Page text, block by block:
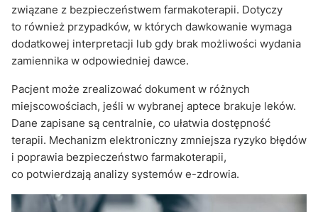
związane z bezpieczeństwem farmakoterapii. Dotyczy
to również przypadków, w których dawkowanie wymaga
dodatkowej interpretacji lub gdy brak możliwości wydania
zamiennika w odpowiedniej dawce.
Pacjent może zrealizować dokument w różnych
miejscowościach, jeśli w wybranej aptece brakuje leków.
Dane zapisane są centralnie, co ułatwia dostępność
terapii. Mechanizm elektroniczny zmniejsza ryzyko błędów
i poprawia bezpieczeństwo farmakoterapii,
co potwierdzają analizy systemów e-zdrowia.